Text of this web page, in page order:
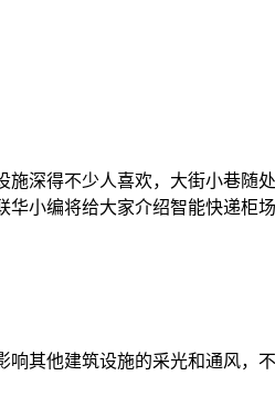
深得不少人喜欢，大街小巷随
小编将给大家介绍智能快递柜场
其他建筑设施的采光和通风，